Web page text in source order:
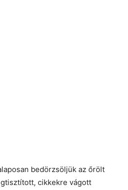
bedörzsöljük az őrölt
cikkekre vágott